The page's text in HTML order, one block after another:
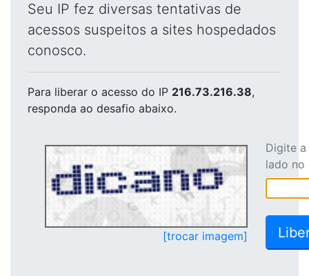
Seu IP fez diversas tentativas de
acessos suspeitos a sites hospedados
conosco.
Para liberar o acesso do IP 216.73.216.38,
responda ao desafio abaixo.
[trocar imagem]
Digite
lado no